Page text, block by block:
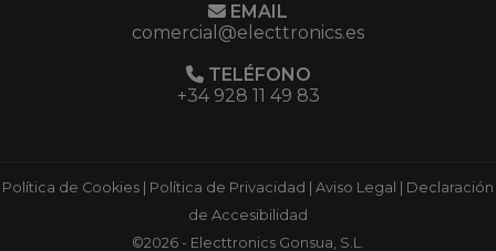
EMAIL
comercial@electtronics.es
TELÉFONO
+34 928 11 49 83
Política de Cookies Política de Privacidad Aviso Legal
Declaración
de Accesibilidad
©2026 - Electtronics Gonsua, S.L.